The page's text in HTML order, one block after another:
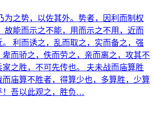
为之势，以佐其外。势者，因利而制权
故能而示之不能，用而示之不用，近而
利而诱之，乱而取之，实而备之，强
而骄之，佚而劳之，亲而离之，攻其不
之胜，不可先传也。 夫未战而庙算胜
庙算不胜者，得算少也，多算胜，少算
！吾以此观之，胜负…